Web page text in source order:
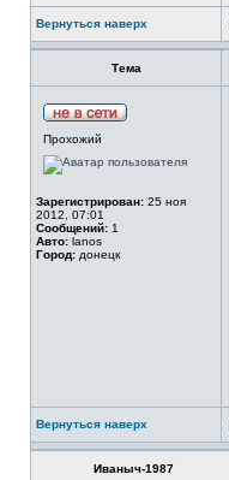
Вернуться наверх
Тема
Прохожий
Зарегистрирован: 25 ноя
2012, 07:01
Сообщений: 1
Авто: lanos
Город: донецк
Вернуться наверх
Иваныч-1987